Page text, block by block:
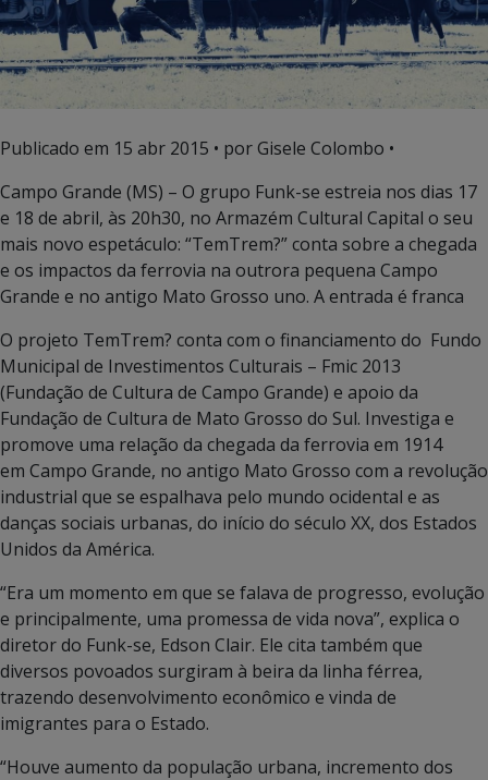
Publicado em 15 abr 2015 • por Gisele Colombo •
Campo Grande (MS) – O grupo Funk-se estreia nos dias 17
e 18 de abril, às 20h30, no Armazém Cultural Capital o seu
mais novo espetáculo: “TemTrem?” conta sobre a chegada
e os impactos da ferrovia na outrora pequena Campo
Grande e no antigo Mato Grosso uno. A entrada é franca
O projeto TemTrem? conta com o financiamento do Fundo
Municipal de Investimentos Culturais – Fmic 2013
(Fundação de Cultura de Campo Grande) e apoio da
Fundação de Cultura de Mato Grosso do Sul. Investiga e
promove uma relação da chegada da ferrovia em 1914
em Campo Grande, no antigo Mato Grosso com a revolução
industrial que se espalhava pelo mundo ocidental e as
danças sociais urbanas, do início do século XX, dos Estados
Unidos da América.
“Era um momento em que se falava de progresso, evolução
e principalmente, uma promessa de vida nova”, explica o
diretor do Funk-se, Edson Clair. Ele cita também que
diversos povoados surgiram à beira da linha férrea,
trazendo desenvolvimento econômico e vinda de
imigrantes para o Estado.
“Houve aumento da população urbana, incremento dos